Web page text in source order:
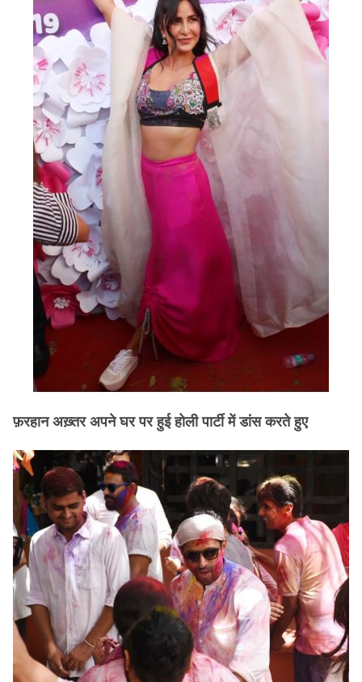
फ़रहान अख़्तर अपने घर पर हुई होली पार्टी में डांस करते हुए